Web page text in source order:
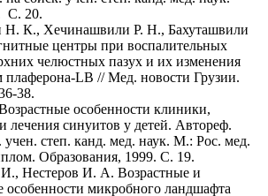
C. 20.
Н. К., Хечинашвили Р. Н., Бахуташвили
центры при воспалительных
челюстных пазух и их изменения
плаферона-LB // Мед. новости Грузии.
38.
особенности клиники,
лечения синуитов у детей. Автореф.
учен. степ. канд. мед. наук. М.: Рос. мед.
Образования, 1999. C. 19.
Нестеров И. А. Возрастные и
особенности микробного ландшафта